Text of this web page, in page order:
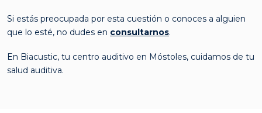
Si estás preocupada por esta cuestión o conoces a alguien
que lo esté, no dudes en consultarnos.
En Biacustic, tu centro auditivo en Móstoles, cuidamos de tu
salud auditiva.